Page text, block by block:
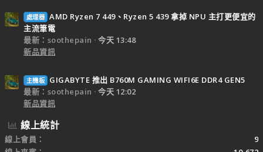
處理器 AMD Ryzen 7 449、Ryzen 5 439 拿掉 NPU 主打更便宜的
主流筆電
最新：soothepain
今天 13:48
新品資訊
主機板
GIGABYTE 推出 B760M GAMING WIFI6E DDR4 GEN5
最新：soothepain
今天 12:02
新品資訊
線上統計
線上會員
9